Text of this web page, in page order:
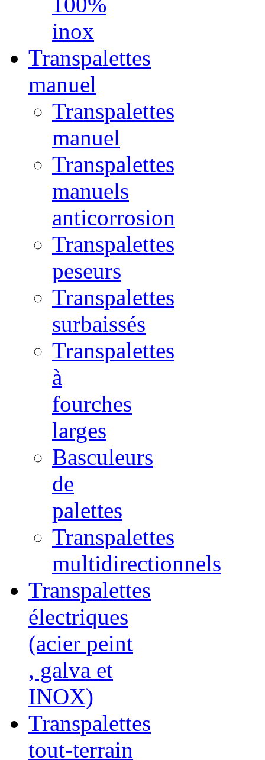
inox
Transpalettes
manuel
Transpalettes
manuel
Transpalettes
manuels
anticorrosion
Transpalettes
peseurs
Transpalettes
surbaissés
Transpalettes
à
fourches
larges
Basculeurs
de
palettes
Transpalettes
multidirectionnels
Transpalettes
électriques
(acier peint
, galva et
INOX)
Transpalettes
tout-terrain